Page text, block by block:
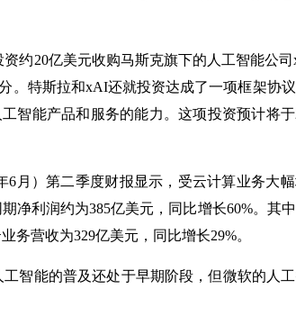
约20亿美元收购马斯克旗下的人工智能公
。特斯拉和xAI还就投资达成了一项框架协
智能产品和服务的能力。这项投资预计将于
6月）第二季度财报显示，受云计算业务大幅
净利润约为385亿美元，同比增长60%。其
务营收为329亿美元，同比增长29%。
智能的普及还处于早期阶段，但微软的人